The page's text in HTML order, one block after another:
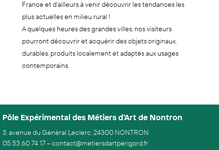
France et d’ailleurs à venir découvrir les tendances les
plus actuelles en milieu rural !
A quelques heures des grandes villes, nos visiteurs
pourront découvrir et acquérir des objets originaux,
durables, produits localement et adaptés aux usages
contemporains.
Pôle Expérimental des Métiers d’Art de Nontron
3, avenue du Général Leclerc, 24300 NONTRON
05 53 60 74 17–contact@metiersdartperigord.fr